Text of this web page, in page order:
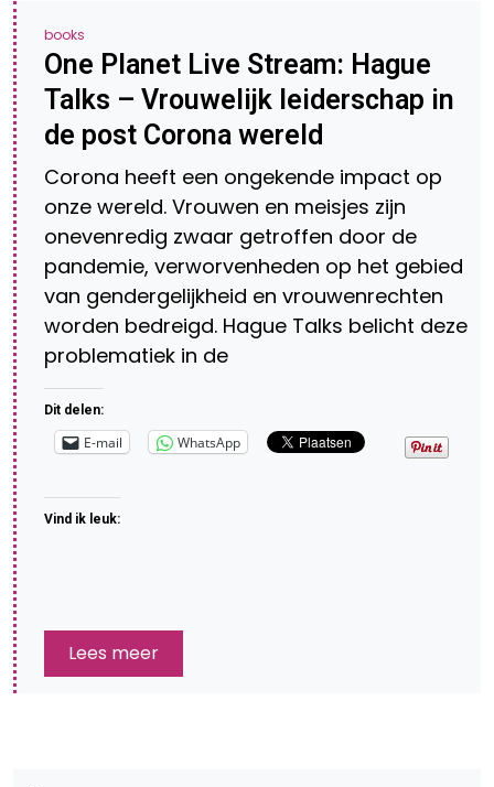
books
One Planet Live Stream: Hague
Talks – Vrouwelijk leiderschap in
de post Corona wereld
Corona heeft een ongekende impact op
onze wereld. Vrouwen en meisjes zijn
onevenredig zwaar getroffen door de
pandemie, verworvenheden op het gebied
van gendergelijkheid en vrouwenrechten
worden bedreigd. Hague Talks belicht deze
problematiek in de
Dit delen:
E-mail WhatsApp
Vind ik leuk:
Lees meer